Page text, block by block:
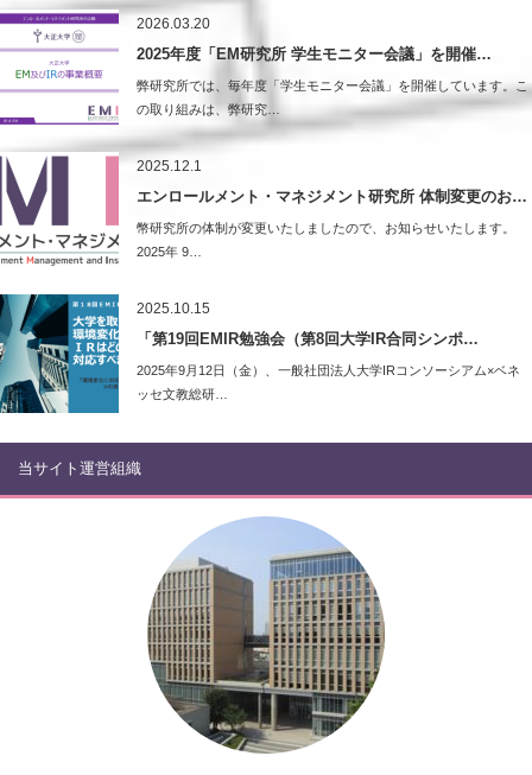
2026.03.20
2025年度「EM研究所 学生モニター会議」を開催…
弊研究所では、毎年度「学生モニター会議」を開催しています。こ
の取り組みは、弊研究…
2025.12.1
エンロールメント・マネジメント研究所 体制変更のお…
幣研究所の体制が変更いたしましたので、お知らせいたします。
2025年 9…
2025.10.15
「第19回EMIR勉強会（第8回大学IR合同シンポ…
2025年9月12日（金）、一般社団法人大学IRコンソーシアム×ベネ
ッセ文教総研…
当サイト運営組織